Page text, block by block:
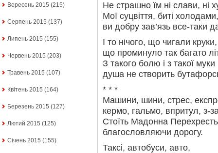
Вересень 2015 (215)
Серпень 2015 (137)
Липень 2015 (155)
Червень 2015 (203)
Травень 2015 (107)
Квітень 2015 (164)
Березень 2015 (127)
Лютий 2015 (125)
Січень 2015 (155)
Не страшно їм ні слави, ні
Мої суцвіття, биті холодами,
ви добру зав’язь все-таки
І то нічого, що чигали круки,
що проминуло так багато
З такого болю і з такої муки
душа не створить
* * *
Машини, шини, стрес,
кермо, гальмо, впритул, з-
Стоїть Мадонна
благословляючи дорогу.
Таксі, автобуси, авто,